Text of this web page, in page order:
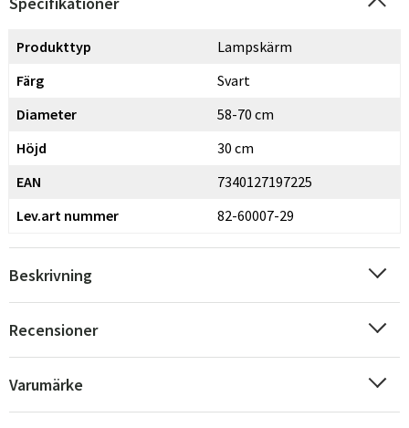
Produkttyp
Lampskärm
Färg
Svart
Diameter
58-70 cm
Höjd
30 cm
EAN
7340127197225
Lev.art nummer
82-60007-29
Beskrivning
Recensioner
Varumärke